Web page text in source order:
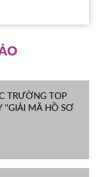
TRƯỜNG TOP
''GIẢI MÃ HỒ SƠ